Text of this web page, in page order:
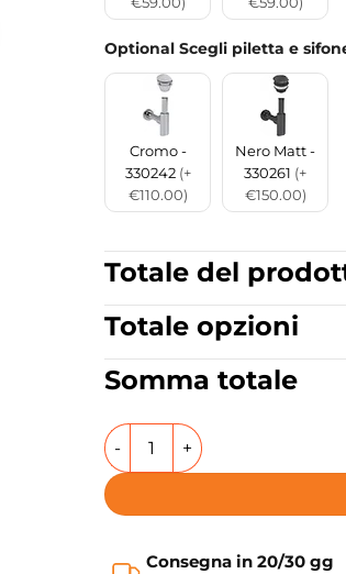
Optional Scegli piletta e
Cromo -
330242 (+
€110.00)
Nero Matt -
330261 (+
€150.00)
Totale del
Totale opzioni
Somma totale
Lavabo da appoggio o
Consegna in 20/30 gg